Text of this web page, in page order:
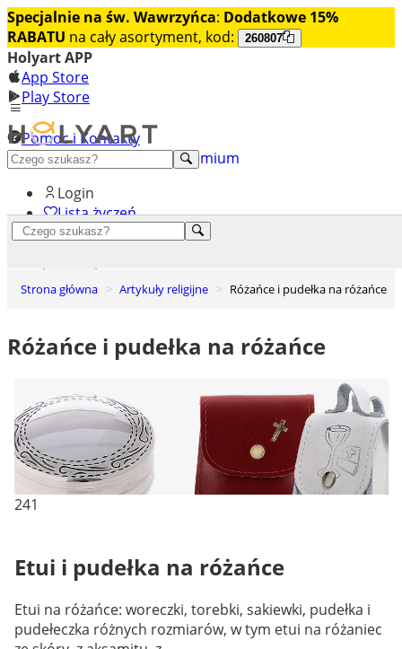
Specjalnie na św. Wawrzyńca: Dodatkowe 15%
RABATU na cały asortyment, kod: 260807
Holyart APP
App Store
Play Store
Pomoc i Kontakty
+48 222 922 860
Odkryj premium
Login
Lista życzeń
Strona główna Artykuły religijne Różańce i pudełka na różańce
Różańce i pudełka na różańce
241
Etui i pudełka na różańce
Etui na różańce: woreczki, torebki, sakiewki, pudełka i
pudełeczka różnych rozmiarów, w tym etui na różaniec